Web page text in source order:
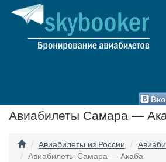
Авиабилеты Самара —
Авиабилеты из России
Авиабилеты Самара — Акаба